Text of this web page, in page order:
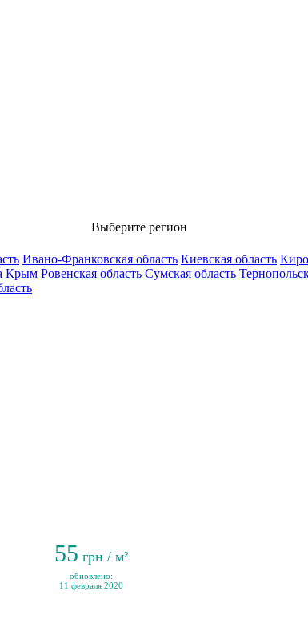
Выберите регион
Ивано-Франковская область Киевская область
Крым Ровенская область Сумская область
55 грн / м²
обновлено:
11 февраля 2020